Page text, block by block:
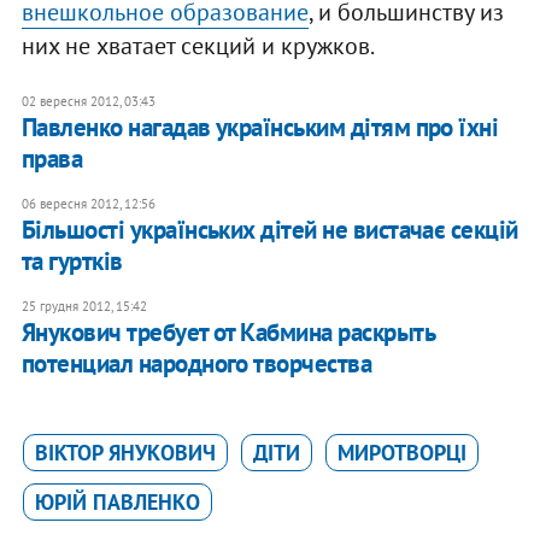
внешкольное образование, и большинству из
них не хватает секций и кружков.
02 вересня 2012, 03:43
Павленко нагадав українським дітям про їхні
права
06 вересня 2012, 12:56
Більшості українських дітей не вистачає секцій
та гуртків
25 грудня 2012, 15:42
Янукович требует от Кабмина раскрыть
потенциал народного творчества
ВІКТОР ЯНУКОВИЧ ДІТИ
МИРОТВОРЦІ
ЮРІЙ ПАВЛЕНКО